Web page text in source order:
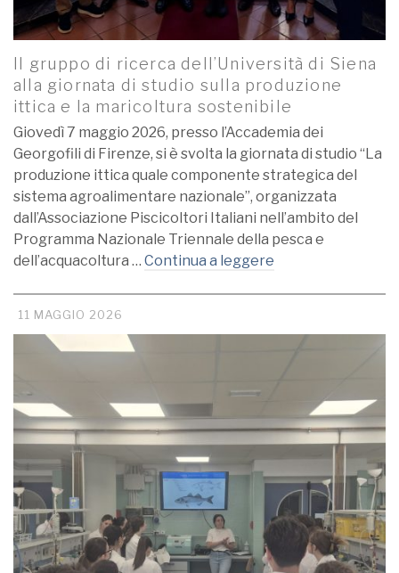
Il gruppo di ricerca dell’Università di Siena
alla giornata di studio sulla produzione
ittica e la maricoltura sostenibile
Giovedì 7 maggio 2026, presso l’Accademia dei
Georgofili di Firenze, si è svolta la giornata di studio “La
produzione ittica quale componente strategica del
sistema agroalimentare nazionale”, organizzata
dall’Associazione Piscicoltori Italiani nell’ambito del
Programma Nazionale Triennale della pesca e
dell’acquacoltura … Continua a leggere
11 MAGGIO 2026